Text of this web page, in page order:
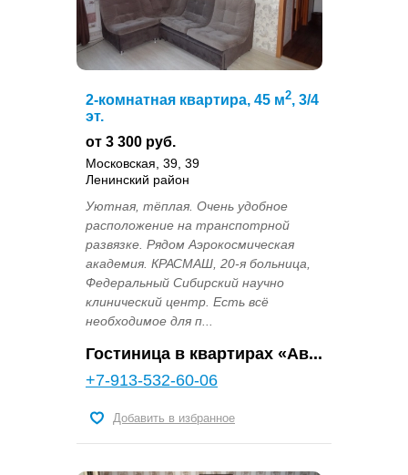
2-комнатная квартира, 45 м2, 3/4
эт.
от 3 300 руб.
Московская, 39, 39
Ленинский район
Уютная, тёплая. Очень удобное
расположение на транспотрной
развязке. Рядом Аэрокосмическая
академия. КРАСМАШ, 20-я больница,
Федеральный Сибирский научно
клинический центр. Есть всё
необходимое для п...
Гостиница в квартирах «Ав...
+7-913-532-60-06
Добавить в избранное